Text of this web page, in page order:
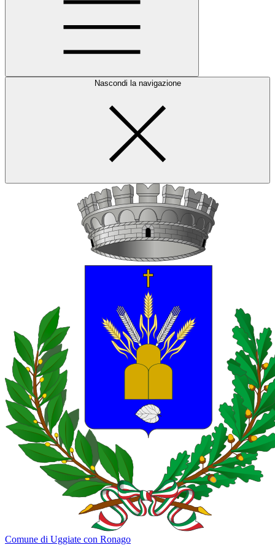
Nascondi la navigazione
Comune di Uggiate con Ronago